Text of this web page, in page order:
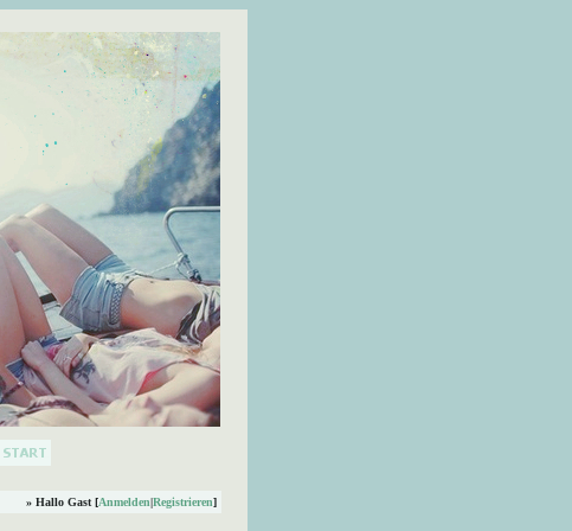
» Hallo Gast [Anmelden|Registrieren]